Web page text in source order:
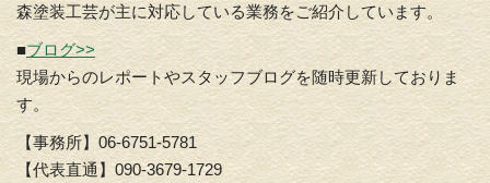
森塗装工芸が主に対応している業務をご紹介しています。
■ブログ>>
現場からのレポートやスタッフブログを随時更新しておりま
す。
【事務所】06-6751-5781
【代表直通】090-3679-1729